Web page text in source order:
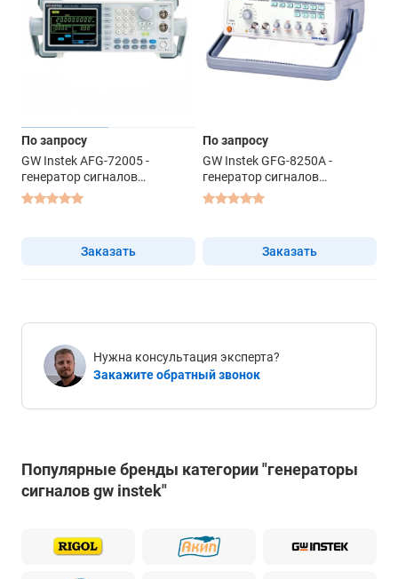
По запросу
GW Instek AFG-72005 -
генератор сигналов
специальной формы
Заказать
По запросу
GW Instek GFG-8250A -
генератор сигналов
специальной формы
Заказать
Нужна консультация эксперта?
Закажите обратный звонок
Популярные бренды категории "генераторы
сигналов gw instek"